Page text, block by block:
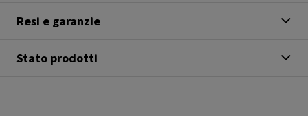
Resi e garanzie
Stato prodotti